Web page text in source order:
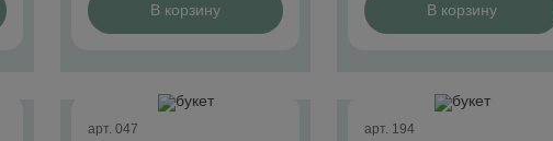
В корзину В корзину
арт. 047 арт. 194